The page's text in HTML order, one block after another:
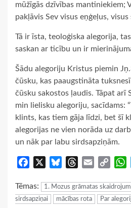
mūžīgās dzīvības mantiniekiem;
pakļāvis Sev visus eņģeļus,
Tā ir īsta, teoloģiska alegorija,
saskan ar ticību un ir
Šādu alegoriju Kristus piemin
čūsku, kas paaugstināta
čūsku sakostos ļaudis. Tāpat arī
min lielisku alegoriju, sacīdams:
klints, kas tiem gāja līdzi, bet šī
alegorijas ne vien norāda uz
un nāk par labu sirdsapziņām.
Facebook BlueskyThreads
Email
Copy
Tēmas: 1. Mozus grāmatas
sirdsapziņai
mācības rota Par